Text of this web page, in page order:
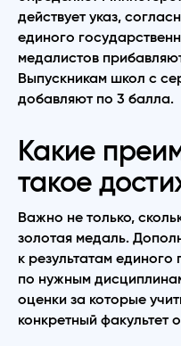
действует указ,
единого
медалистов
Выпускникам школ с
добавляют по 3 балла.
Какие
такое
Важно не только,
золотая медаль.
к результатам единого
по нужным
оценки за которые
конкретный факультет